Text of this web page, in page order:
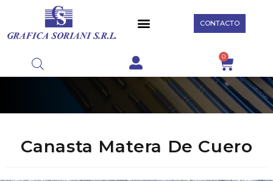
CONTACTO
0
Canasta Matera De Cuero